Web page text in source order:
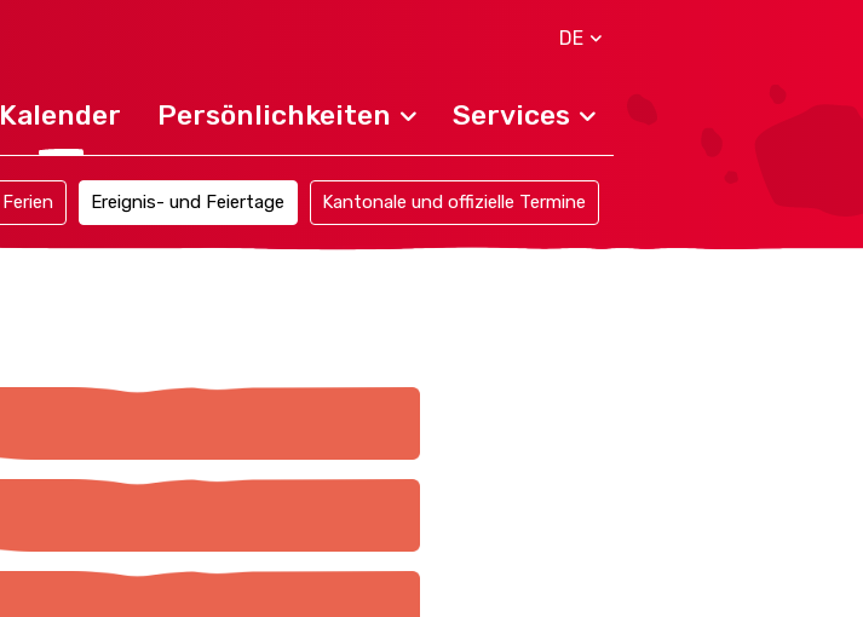
DE
Kalender Persönlichkeiten Services
Ferien Ereignis- und Feiertage Kantonale und offizielle Termine